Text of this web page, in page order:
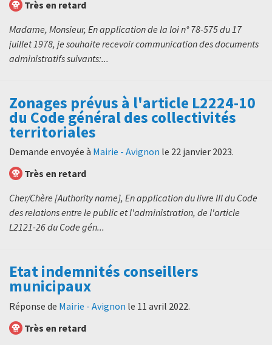
Très en retard
Madame, Monsieur, En application de la loi n° 78-575 du 17
juillet 1978, je souhaite recevoir communication des documents
administratifs suivants:...
Zonages prévus à l'article L2224-10
du Code général des collectivités
territoriales
Demande envoyée à Mairie - Avignon le 22 janvier 2023.
Très en retard
Cher/Chère [Authority name], En application du livre III du Code
des relations entre le public et l'administration, de l'article
L2121-26 du Code gén...
Etat indemnités conseillers
municipaux
Réponse de Mairie - Avignon le 11 avril 2022.
Très en retard